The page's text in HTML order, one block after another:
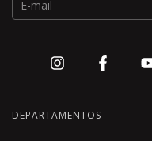
DEPARTAMENTOS